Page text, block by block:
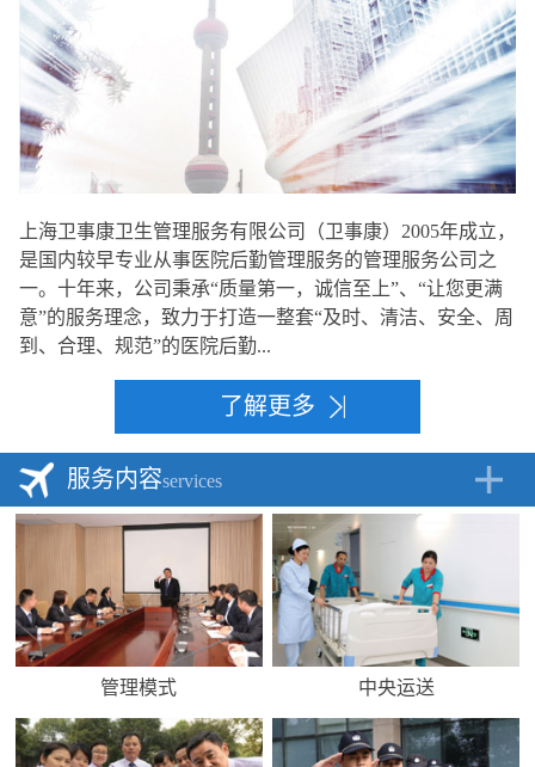
上海卫事康卫生管理服务有限公司（卫事康）2005年成立，
是国内较早专业从事医院后勤管理服务的管理服务公司之
一。十年来，公司秉承“质量第一，诚信至上”、“让您更满
意”的服务理念，致力于打造一整套“及时、清洁、安全、周
到、合理、规范”的医院后勤...
了解更多
服务内容services
管理模式 中央运送